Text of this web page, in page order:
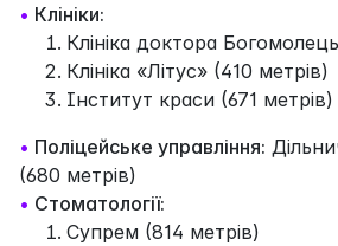
• Клініки:
Клініка доктора
Клініка «Літус» (410 метрів)
Інститут краси (671 метрів)
• Поліцейське управління:
(680 метрів)
• Стоматології:
Супрем (814 метрів)